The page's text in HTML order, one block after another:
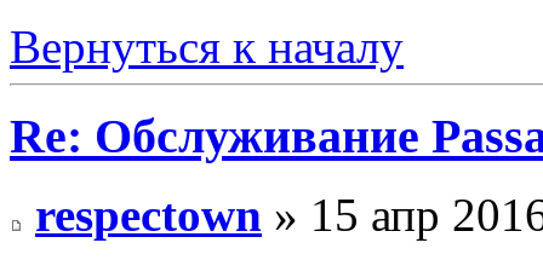
Вернуться к началу
Re: Обслуживание
respectown » 15 апр